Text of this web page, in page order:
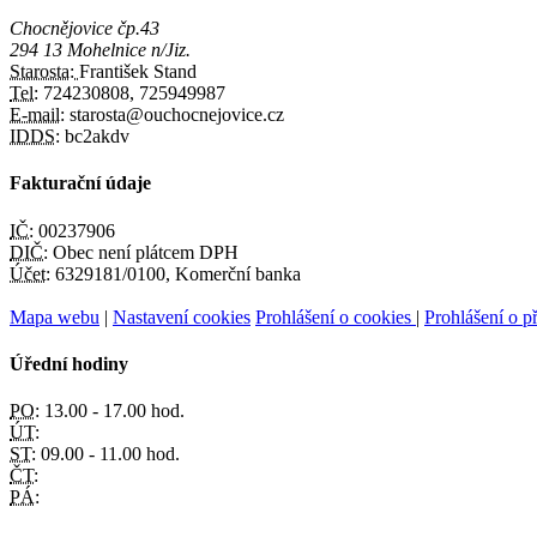
Chocnějovice čp.43
294 13 Mohelnice n/Jiz.
Starosta: František Stand
Tel: 724230808, 725949987
E-mail: starosta@ouchocnejovice.cz
IDDS: bc2akdv
Fakturační údaje
IČ: 00237906
DIČ: Obec není plátcem DPH
Účet: 6329181/0100, Komerční banka
Mapa webu | Nastavení cookies Prohlášení o cookies | Prohlášení o
Úřední hodiny
PO: 13.00 - 17.00 hod.
ÚT:
ST: 09.00 - 11.00 hod.
ČT:
PÁ: